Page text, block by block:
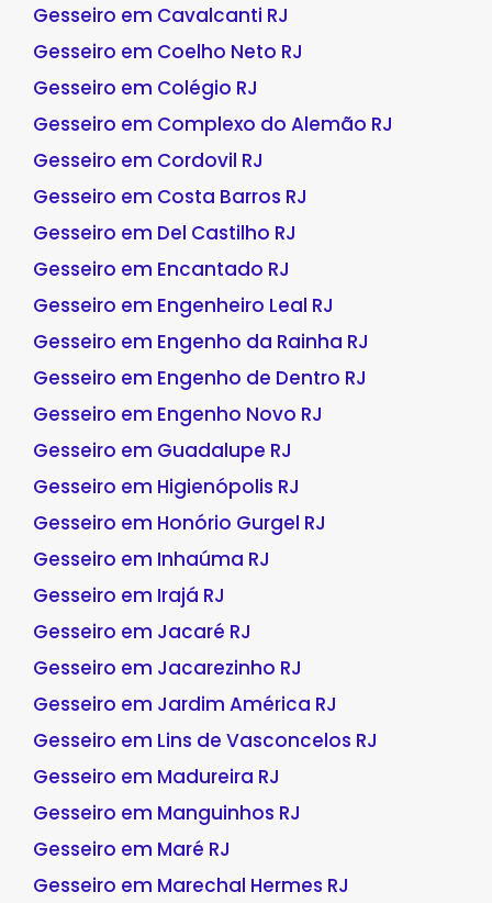
Gesseiro em Cavalcanti RJ
Gesseiro em Coelho Neto RJ
Gesseiro em Colégio RJ
Gesseiro em Complexo do Alemão RJ
Gesseiro em Cordovil RJ
Gesseiro em Costa Barros RJ
Gesseiro em Del Castilho RJ
Gesseiro em Encantado RJ
Gesseiro em Engenheiro Leal RJ
Gesseiro em Engenho da Rainha RJ
Gesseiro em Engenho de Dentro RJ
Gesseiro em Engenho Novo RJ
Gesseiro em Guadalupe RJ
Gesseiro em Higienópolis RJ
Gesseiro em Honório Gurgel RJ
Gesseiro em Inhaúma RJ
Gesseiro em Irajá RJ
Gesseiro em Jacaré RJ
Gesseiro em Jacarezinho RJ
Gesseiro em Jardim América RJ
Gesseiro em Lins de Vasconcelos RJ
Gesseiro em Madureira RJ
Gesseiro em Manguinhos RJ
Gesseiro em Maré RJ
Gesseiro em Marechal Hermes RJ